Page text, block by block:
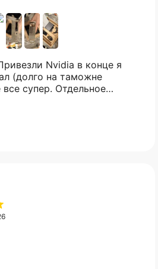
(долго на таможне
Отдельное
отвечали практически
поддержка на самом